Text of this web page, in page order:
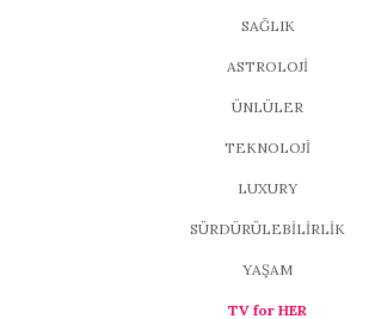
SAĞLIK
ASTROLOJİ
ÜNLÜLER
TEKNOLOJİ
LUXURY
SÜRDÜRÜLEBİLİRLİK
YAŞAM
TV for HER